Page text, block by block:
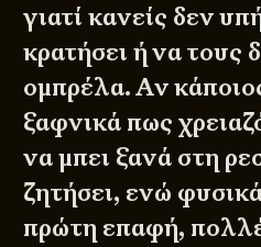
γιατί κανείς δεν
κρατήσει ή να τους
ομπρέλα. Αν
ξαφνικά πως
να μπει ξανά στη
ζητήσει, ενώ
πρώτη επαφή,